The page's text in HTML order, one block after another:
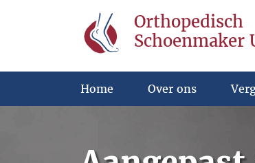
Orthopedisch
Schoenmaker
Home Over ons